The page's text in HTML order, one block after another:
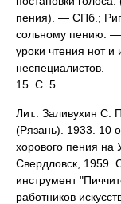
пения). — СПб.;
сольному пению. —
уроки чтения нот
неспециалистов.
15. С. 5.
Лит.: Заливухин С.
(Рязань). 1933. 10
хорового пения
Свердловск,
инструмент
работников